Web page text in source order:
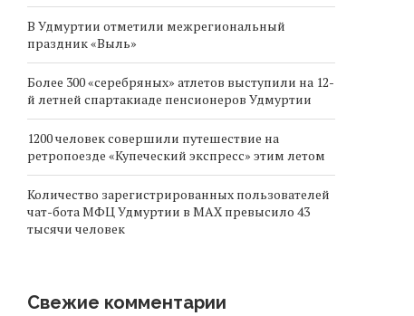
В Удмуртии отметили межрегиональный
праздник «Выль»
Более 300 «серебряных» атлетов выступили на 12-
й летней спартакиаде пенсионеров Удмуртии
1200 человек совершили путешествие на
ретропоезде «Купеческий экспресс» этим летом
Количество зарегистрированных пользователей
чат-бота МФЦ Удмуртии в MAX превысило 43
тысячи человек
Свежие комментарии